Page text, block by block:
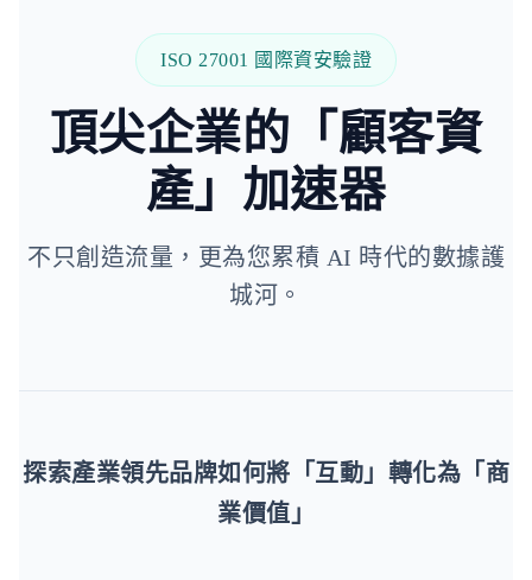
ISO 27001 國際資安驗證
頂尖企業的「顧客資
產」加速器
不只創造流量，更為您累積 AI 時代的數據護
城河。
探索產業領先品牌如何將「互動」轉化為「商
業價值」